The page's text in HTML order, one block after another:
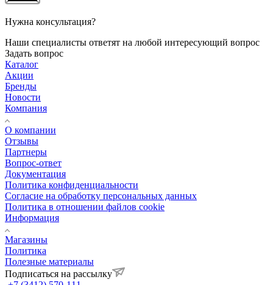
Нужна консультация?
Наши специалисты ответят на любой интересующий вопрос
Задать вопрос
Каталог
Акции
Бренды
Новости
Компания
О компании
Отзывы
Партнеры
Вопрос-ответ
Документация
Политика конфиденциальности
Согласие на обработку персональных данных
Политика в отношении файлов cookie
Информация
Магазины
Политика
Полезные материалы
Подписаться на рассылку